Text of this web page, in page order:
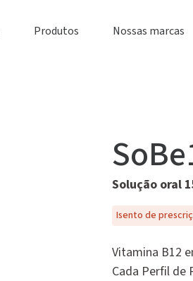
Produtos Nossas marcas
Solução oral
Isento de
Vitamina B12
Cada Perfil de